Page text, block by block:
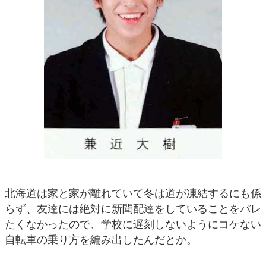
北海道は家と家が離れていて冬は道が凍結するにも係
らず、友達には絶対に新聞配達をしていることをバレ
たくなかったので、学校に遅刻しないようにコケない
自転車の乗り方を編み出したんだとか。